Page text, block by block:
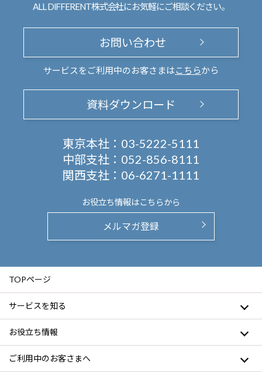
ALL DIFFERENT株式会社にお気軽にご相談ください。
お問い合わせ
サービスをご利用中のお客さまは こちらから
資料ダウンロード
東京本社： 03-5222-5111
中部支社： 052-856-8111
関西支社： 06-6271-1111
お役立ち情報はこちらから
メルマガ登録
TOPページ
サービスを知る
お役立ち情報
ご利用中のお客さまへ